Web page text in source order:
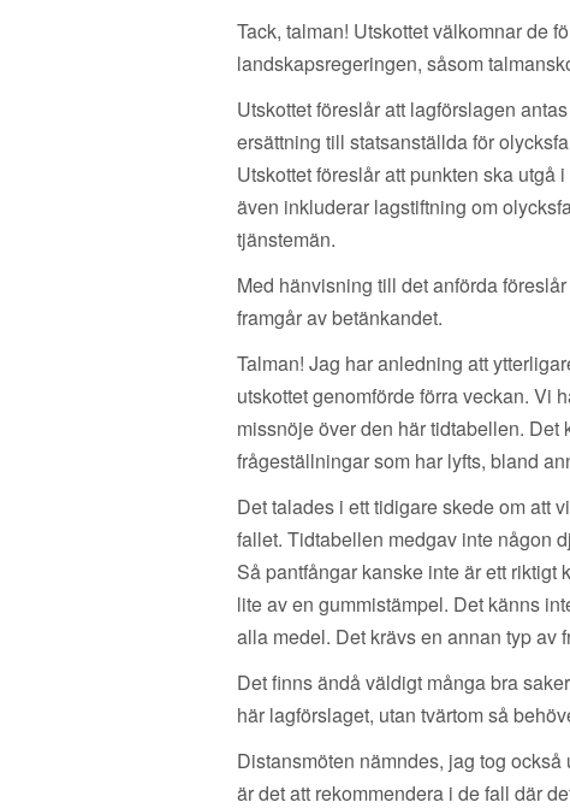
Tack, talman! Utskottet välkomnar de
landskapsregeringen, såsom
Utskottet föreslår att lagförslagen
ersättning till statsanställda för
Utskottet föreslår att punkten ska
även inkluderar lagstiftning om
tjänstemän.
Med hänvisning till det anförda
framgår av betänkandet.
Talman! Jag har anledning att
utskottet genomförde förra veckan. Vi
missnöje över den här tidtabellen.
frågeställningar som har lyfts, bland
Det talades i ett tidigare skede om att
fallet. Tidtabellen medgav inte någon
Så pantfångar kanske inte är ett
lite av en gummistämpel. Det känns
alla medel. Det krävs en annan typ av
Det finns ändå väldigt många bra
här lagförslaget, utan tvärtom så
Distansmöten nämndes, jag tog
är det att rekommendera i de fall där